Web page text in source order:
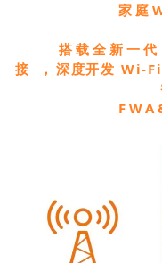
家庭
搭载全新一
接， 深度开发 Wi-Fi